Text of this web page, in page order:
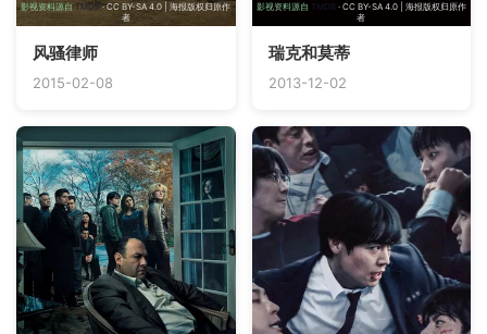
影视资料源自TMDB· CC BY-SA 4.0 | 海报版权归原作
者
风骚律师
2015-02-08
影视资料源自 TMDB· CC BY-SA 4.0 | 海报版权归原作
者
瑞克和莫蒂
2013-12-02